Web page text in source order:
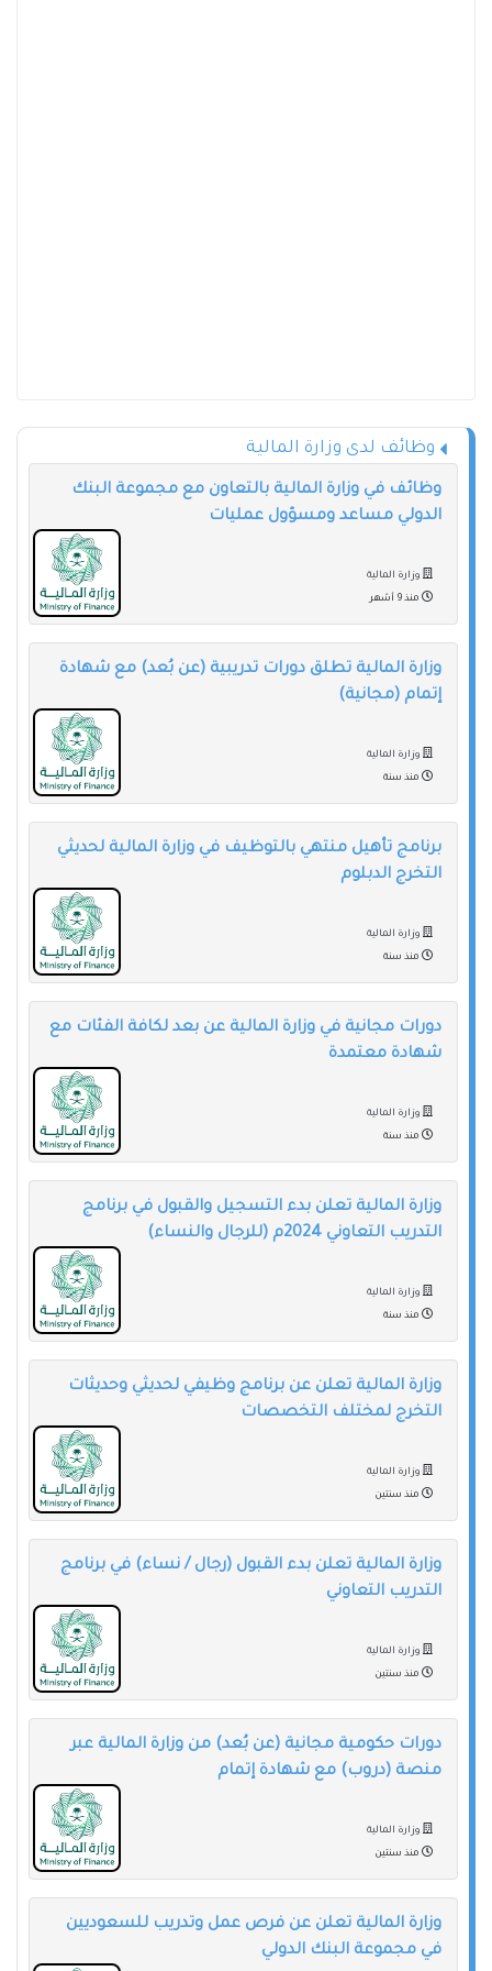
وظائف لدى وزارة المالية
وظائف في وزارة المالية بالتعاون مع مجموعة البنك
الدولي مساعد ومسؤول عمليات
وزارة المالية
منذ 9 أشهر
وزارة المالية تطلق دورات تدريبية (عن بُعد) مع شهادة
إتمام (مجانية)
وزارة المالية
منذ سنة
برنامج تأهيل منتهي بالتوظيف في وزارة المالية لحديثي
التخرج الدبلوم
وزارة المالية
منذ سنة
دورات مجانية في وزارة المالية عن بعد لكافة الفئات مع
شهادة معتمدة
وزارة المالية
منذ سنة
وزارة المالية تعلن بدء التسجيل والقبول في برنامج
التدريب التعاوني 2024م (للرجال والنساء)
وزارة المالية
منذ سنة
وزارة المالية تعلن عن برنامج وظيفي لحديثي وحديثات
التخرج لمختلف التخصصات
وزارة المالية
منذ سنتين
وزارة المالية تعلن بدء القبول (رجال / نساء) في برنامج
التدريب التعاوني
وزارة المالية
منذ سنتين
دورات حكومية مجانية (عن بُعد) من وزارة المالية عبر
منصة (دروب) مع شهادة إتمام
وزارة المالية
منذ سنتين
وزارة المالية تعلن عن فرص عمل وتدريب للسعوديين
في مجموعة البنك الدولي